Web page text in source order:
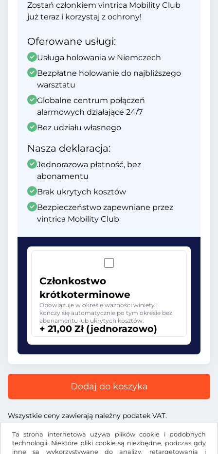
Ta strona internetowa używa plików cookie i podobnych
technologii. Niektóre pliki cookie są niezbędne, podczas gdy
inne są wykorzystywane do analizy, retargetowania i
Zostań członkiem vintrica Mobility Club
już teraz i korzystaj z ochrony!
Oferowane usługi:
Usługa holowania w Niemczech
Bezpłatne holowanie do najbliższego
warsztatu
Globalne centrum połączeń
alarmowych działające 24/7
Bez udziału własnego
Nasza deklaracja:
Jednorazowa płatność, bez
abonamentu
Brak ukrytych kosztów
Bezpieczeństwo zapewniane przez
vintrica Mobility Club
Członkostwo
krótkoterminowe
Obowiązuje w okresie ważności winiety i
kończy się automatycznie po tym okresie bez
abonamentu lub ukrytych kosztów.
+ 21,00 Zł (jednorazowo)
Dodaj do koszyka
Wszystkie ceny zawierają należny podatek VAT.